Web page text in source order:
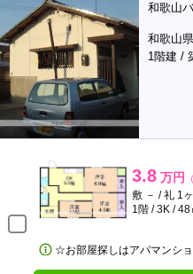
和歌山
和歌山
1階建 /
3.8 万円
敷 － / 礼 1
1階 / 3K / 48
☆お部屋探しはアパマンシ